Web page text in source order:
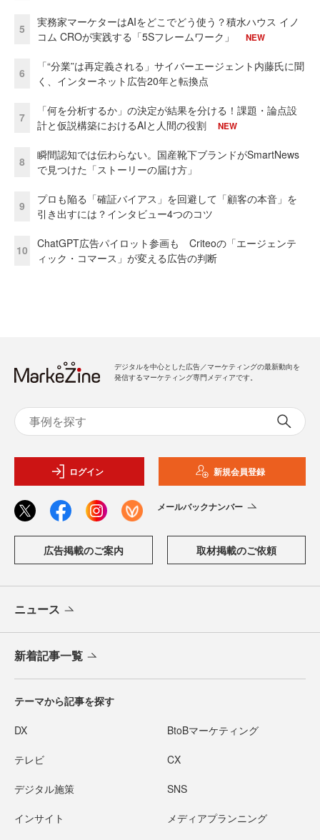
5
実務家マーケターはAIをどこでどう使う？積水ハウス イノ
コム CROが実践する「5Sフレームワーク」
NEW
6
「“分業”は再定義される」サイバーエージェント内藤氏に聞
く、インターネット広告20年と転換点
7
「何を分析するか」の決定が結果を分ける！課題・論点設
計と仮説構築におけるAIと人間の役割
NEW
8
瞬間認知では伝わらない。国産靴下ブランドがSmartNews
で見つけた「ストーリーの届け方」
9
プロも陥る「確証バイアス」を回避して「顧客の本音」を
引き出すには？インタビュー4つのコツ
10
ChatGPT広告パイロット参画も Criteoの「エージェンテ
ィック・コマース」が変える広告の判断
デジタルを中心とした広告／マーケティングの最新動向を
発信するマーケティング専門メディアです。
ログイン 新規会員登録
メールバックナンバー
広告掲載のご案内 取材掲載のご依頼
ニュース
新着記事一覧
テーマから記事を探す
DX BtoBマーケティング
テレビ CX
デジタル施策 SNS
インサイト メディアプランニング